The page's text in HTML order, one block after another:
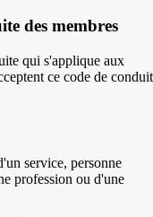
des membres
qui s'applique aux
ce code de
service, personne
profession ou d'une